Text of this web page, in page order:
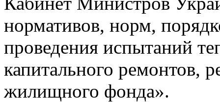
нормативов, норм,
проведения испытаний
капитального ремонтов,
жилищного фонда».